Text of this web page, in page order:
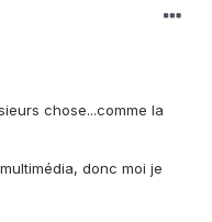
chose...comme la
donc moi je